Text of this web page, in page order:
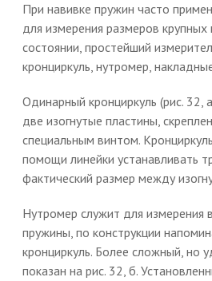
При навивке пружин часто
для измерения размеров крупных
состоянии, простейший
кронциркуль, нутромер,
Одинарный кронциркуль (рис. 32,
две изогнутые пластины,
специальным винтом.
помощи линейки устанавливать
фактический размер между
Нутромер служит для измерения
пружины, по конструкции
кронциркуль. Более сложный, но
показан на рис. 32, б.